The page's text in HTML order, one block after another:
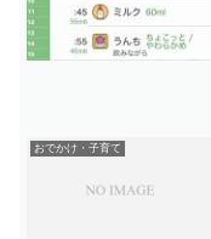
おでかけ・子育て